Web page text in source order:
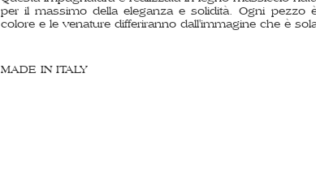
per il massimo della eleganza e solidità. Ogni pezzo
colore e le venature differiranno dall'immagine che è
MADE IN ITALY